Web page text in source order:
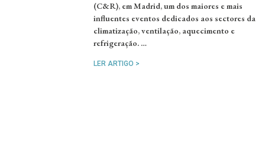
(C&R), em Madrid, um dos maiores e mais
influentes eventos dedicados aos sectores da
climatização, ventilação, aquecimento e
refrigeração. …
LER ARTIGO >